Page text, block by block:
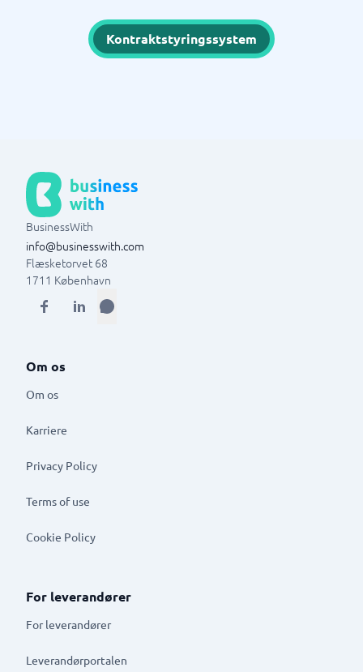
Kontraktstyringssystem
BusinessWith
info@businesswith.com
Flæsketorvet 68
1711 København
Om os
Om os
Karriere
Privacy Policy
Terms of use
Cookie Policy
For leverandører
For leverandører
Leverandørportalen